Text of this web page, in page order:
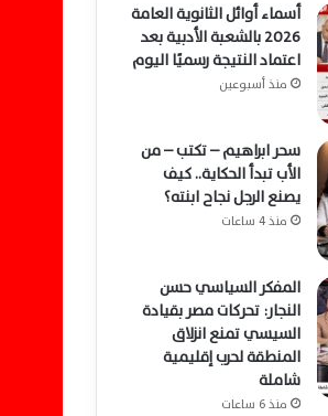
أسماء أوائل الثانوية العامة
2026 بالشعبة الأدبية بعد
اعتماد النتيجة رسميًا اليوم
منذ أسبوعين
سحر ابراهيم – تكتب – من
الأب تبدأ الحكاية.. كيف
يصنع الرجل نجاح ابنته؟
منذ 4 ساعات
المفكر السياسي حسن
النجار: تحركات مصر بقيادة
السيسي تمنع انزلاق
المنطقة لحرب إقليمية
شاملة
منذ 6 ساعات